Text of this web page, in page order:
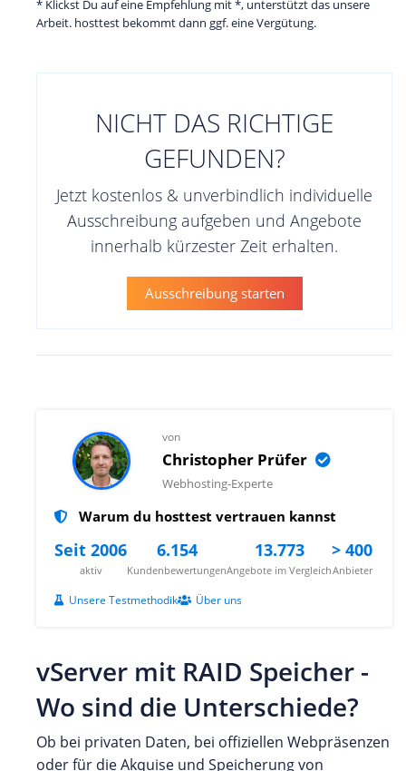
* Klickst Du auf eine Empfehlung mit *, unterstützt das unsere
Arbeit. hosttest bekommt dann ggf. eine Vergütung.
NICHT DAS RICHTIGE
GEFUNDEN?
Jetzt kostenlos & unverbindlich individuelle
Ausschreibung aufgeben und Angebote
innerhalb kürzester Zeit erhalten.
Ausschreibung starten
von
Christopher Prüfer
Webhosting-Experte
Warum du hosttest vertrauen kannst
Seit 2006
aktiv
6.154
Kundenbewertungen
13.773
Angebote im Vergleich
> 400
Anbieter
Unsere Testmethodik Über uns
vServer mit RAID Speicher -
Wo sind die Unterschiede?
Ob bei privaten Daten, bei offiziellen Webpräsenzen
oder für die Akquise und Speicherung von